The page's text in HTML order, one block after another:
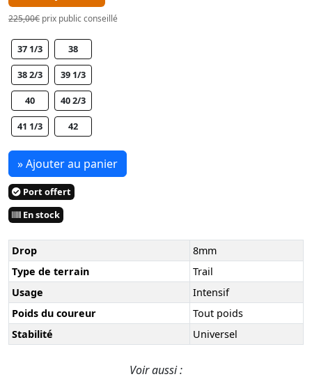
225,00€ prix public conseillé
37 1/3 38
38 2/3 39 1/3
40 40 2/3
41 1/3 42
» Ajouter au panier
Port offert
En stock
Drop
8mm
Type de terrain
Trail
Usage
Intensif
Poids du coureur
Tout poids
Stabilité
Universel
Voir aussi :